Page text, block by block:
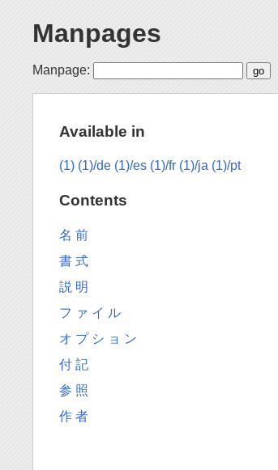
Manpages
Manpage:
Available in
(1) (1)/de (1)/es (1)/fr (1)/ja (1)/pt
Contents
名 前
書 式
説 明
フ ァ イ ル
オ プ シ ョ ン
付 記
参 照
作 者